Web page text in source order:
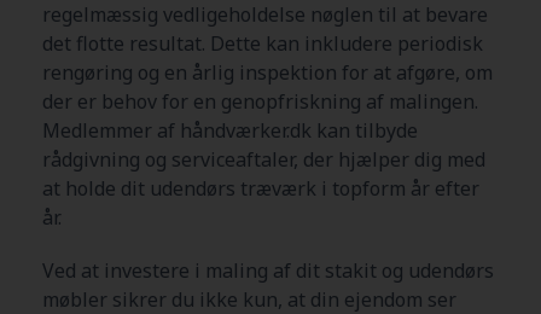
regelmæssig vedligeholdelse nøglen til at bevare
det flotte resultat. Dette kan inkludere periodisk
rengøring og en årlig inspektion for at afgøre, om
der er behov for en genopfriskning af malingen.
Medlemmer af håndværker.dk kan tilbyde
rådgivning og serviceaftaler, der hjælper dig med
at holde dit udendørs træværk i topform år efter
år.
Ved at investere i maling af dit stakit og udendørs
møbler sikrer du ikke kun, at din ejendom ser